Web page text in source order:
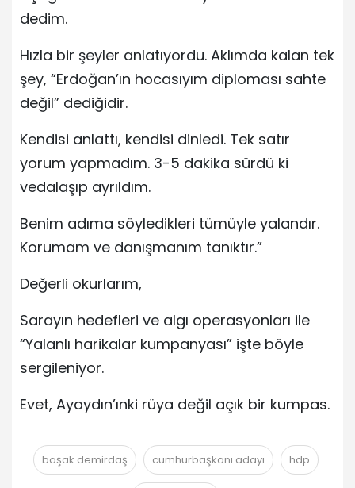
dedim.
Hızla bir şeyler anlatıyordu. Aklımda kalan tek
şey, “Erdoğan’ın hocasıyım diploması sahte
değil” dediğidir.
Kendisi anlattı, kendisi dinledi. Tek satır
yorum yapmadım. 3-5 dakika sürdü ki
vedalaşıp ayrıldım.
Benim adıma söyledikleri tümüyle yalandır.
Korumam ve danışmanım tanıktır.”
Değerli okurlarım,
Sarayın hedefleri ve algı operasyonları ile
“Yalanlı harikalar kumpanyası” işte böyle
sergileniyor.
Evet, Ayaydın’ınki rüya değil açık bir kumpas.
başak demirdaş cumhurbaşkanı adayı hdp